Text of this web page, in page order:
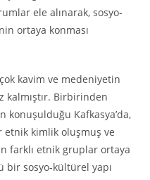
ele alınarak, sosyo-
ortaya konması
kavim ve medeniyetin
kalmıştır. Birbirinden
konuşulduğu Kafkasya’da,
kimlik oluşmuş ve
farklı etnik gruplar ortaya
bir sosyo-kültürel yapı